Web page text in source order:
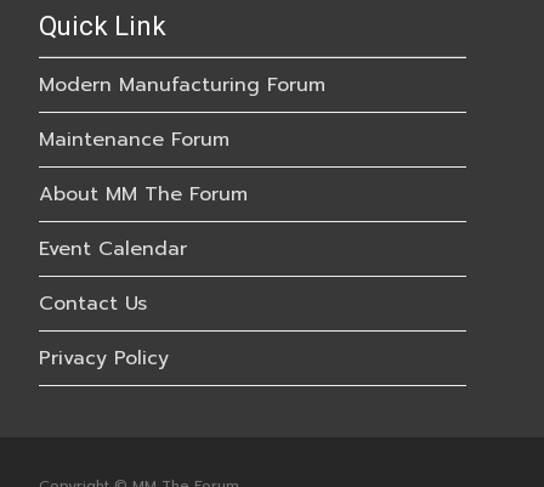
Quick Link
Modern Manufacturing Forum
Maintenance Forum
About MM The Forum
Event Calendar
Contact Us
Privacy Policy